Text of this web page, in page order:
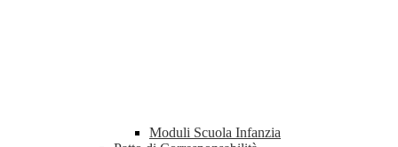
Moduli Scuola Infanzia